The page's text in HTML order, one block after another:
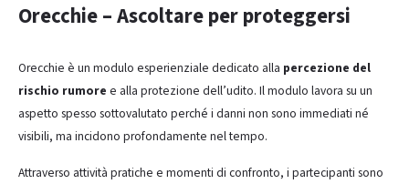
Orecchie – Ascoltare per proteggersi
Orecchie è un modulo esperienziale dedicato alla percezione del
rischio rumore e alla protezione dell’udito. Il modulo lavora su un
aspetto spesso sottovalutato perché i danni non sono immediati né
visibili, ma incidono profondamente nel tempo.
Attraverso attività pratiche e momenti di confronto, i partecipanti sono